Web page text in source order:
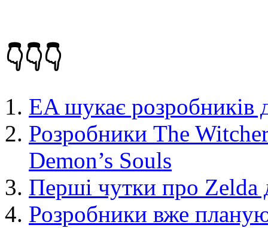
👇👇👇
EA шукає розробників
Розробники The
Demon’s Souls
Перші чутки про Zelda
Розробники вже